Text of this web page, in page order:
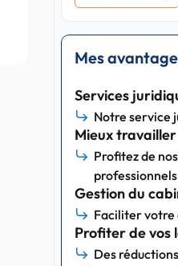
Mes
Services
Notre service
Mieux travailler
Profitez de
professionnels
Gestion du
Faciliter votre
Profiter de vos
Des